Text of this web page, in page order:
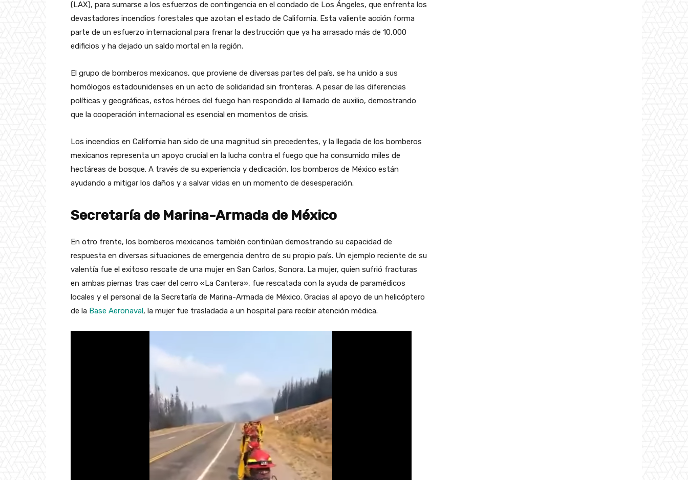
(LAX), para sumarse a los esfuerzos de contingencia en el condado de Los Ángeles, que enfrenta los
devastadores incendios forestales que azotan el estado de California. Esta valiente acción forma
parte de un esfuerzo internacional para frenar la destrucción que ya ha arrasado más de 10,000
edificios y ha dejado un saldo mortal en la región.
El grupo de bomberos mexicanos, que proviene de diversas partes del país, se ha unido a sus
homólogos estadounidenses en un acto de solidaridad sin fronteras. A pesar de las diferencias
políticas y geográficas, estos héroes del fuego han respondido al llamado de auxilio, demostrando
que la cooperación internacional es esencial en momentos de crisis.
Los incendios en California han sido de una magnitud sin precedentes, y la llegada de los bomberos
mexicanos representa un apoyo crucial en la lucha contra el fuego que ha consumido miles de
hectáreas de bosque. A través de su experiencia y dedicación, los bomberos de México están
ayudando a mitigar los daños y a salvar vidas en un momento de desesperación.
Secretaría de Marina-Armada de México
En otro frente, los bomberos mexicanos también continúan demostrando su capacidad de
respuesta en diversas situaciones de emergencia dentro de su propio país. Un ejemplo reciente de su
valentía fue el exitoso rescate de una mujer en San Carlos, Sonora. La mujer, quien sufrió fracturas
en ambas piernas tras caer del cerro «La Cantera», fue rescatada con la ayuda de paramédicos
locales y el personal de la Secretaría de Marina-Armada de México. Gracias al apoyo de un helicóptero
de la Base Aeronaval, la mujer fue trasladada a un hospital para recibir atención médica.